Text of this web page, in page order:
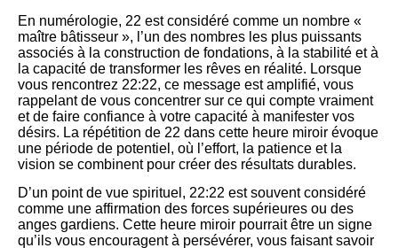
En numérologie, 22 est considéré comme un nombre «
maître bâtisseur », l’un des nombres les plus puissants
associés à la construction de fondations, à la stabilité et à
la capacité de transformer les rêves en réalité. Lorsque
vous rencontrez 22:22, ce message est amplifié, vous
rappelant de vous concentrer sur ce qui compte vraiment
et de faire confiance à votre capacité à manifester vos
désirs. La répétition de 22 dans cette heure miroir évoque
une période de potentiel, où l’effort, la patience et la
vision se combinent pour créer des résultats durables.
D’un point de vue spirituel, 22:22 est souvent considéré
comme une affirmation des forces supérieures ou des
anges gardiens. Cette heure miroir pourrait être un signe
qu’ils vous encouragent à persévérer, vous faisant savoir